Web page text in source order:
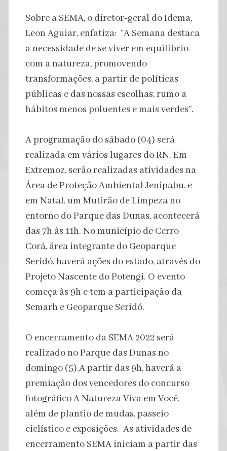
Sobre a SEMA, o diretor-geral do Idema,
Leon Aguiar, enfatiza: “A Semana destaca
a necessidade de se viver em equilíbrio
com a natureza, promovendo
transformações, a partir de políticas
públicas e das nossas escolhas, rumo a
hábitos menos poluentes e mais verdes”.
A programação do sábado (04) será
realizada em vários lugares do RN. Em
Extremoz, serão realizadas atividades na
Área de Proteção Ambiental Jenipabu, e
em Natal, um Mutirão de Limpeza no
entorno do Parque das Dunas, acontecerá
das 7h às 11h. No município de Cerro
Corá, área integrante do Geoparque
Seridó, haverá ações do estado, através do
Projeto Nascente do Potengi. O evento
começa às 9h e tem a participação da
Semarh e Geoparque Seridó.
O encerramento da SEMA 2022 será
realizado no Parque das Dunas no
domingo (5).A partir das 9h, haverá a
premiação dos vencedores do concurso
fotográfico A Natureza Viva em Você,
além de plantio de mudas, passeio
ciclístico e exposições. As atividades de
encerramento SEMA iniciam a partir das